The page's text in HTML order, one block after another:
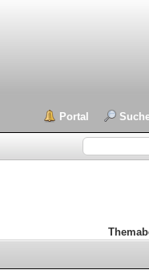
Portal